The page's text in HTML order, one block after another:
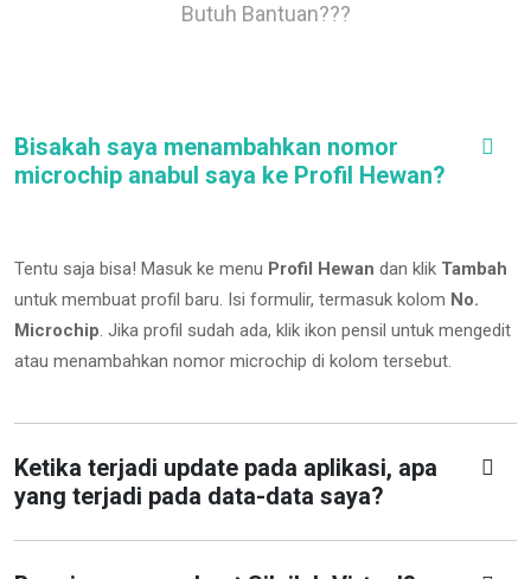
Butuh Bantuan???
Bisakah saya menambahkan nomor
microchip anabul saya ke Profil Hewan?
Tentu saja bisa! Masuk ke menu Profil Hewan dan klik Tambah
untuk membuat profil baru. Isi formulir, termasuk kolom No.
Microchip. Jika profil sudah ada, klik ikon pensil untuk mengedit
atau menambahkan nomor microchip di kolom tersebut.
Ketika terjadi update pada aplikasi, apa
yang terjadi pada data-data saya?